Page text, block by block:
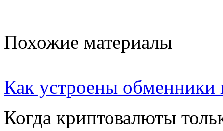
Похожие материалы
Как устроены обменники
Когда криптовалюты